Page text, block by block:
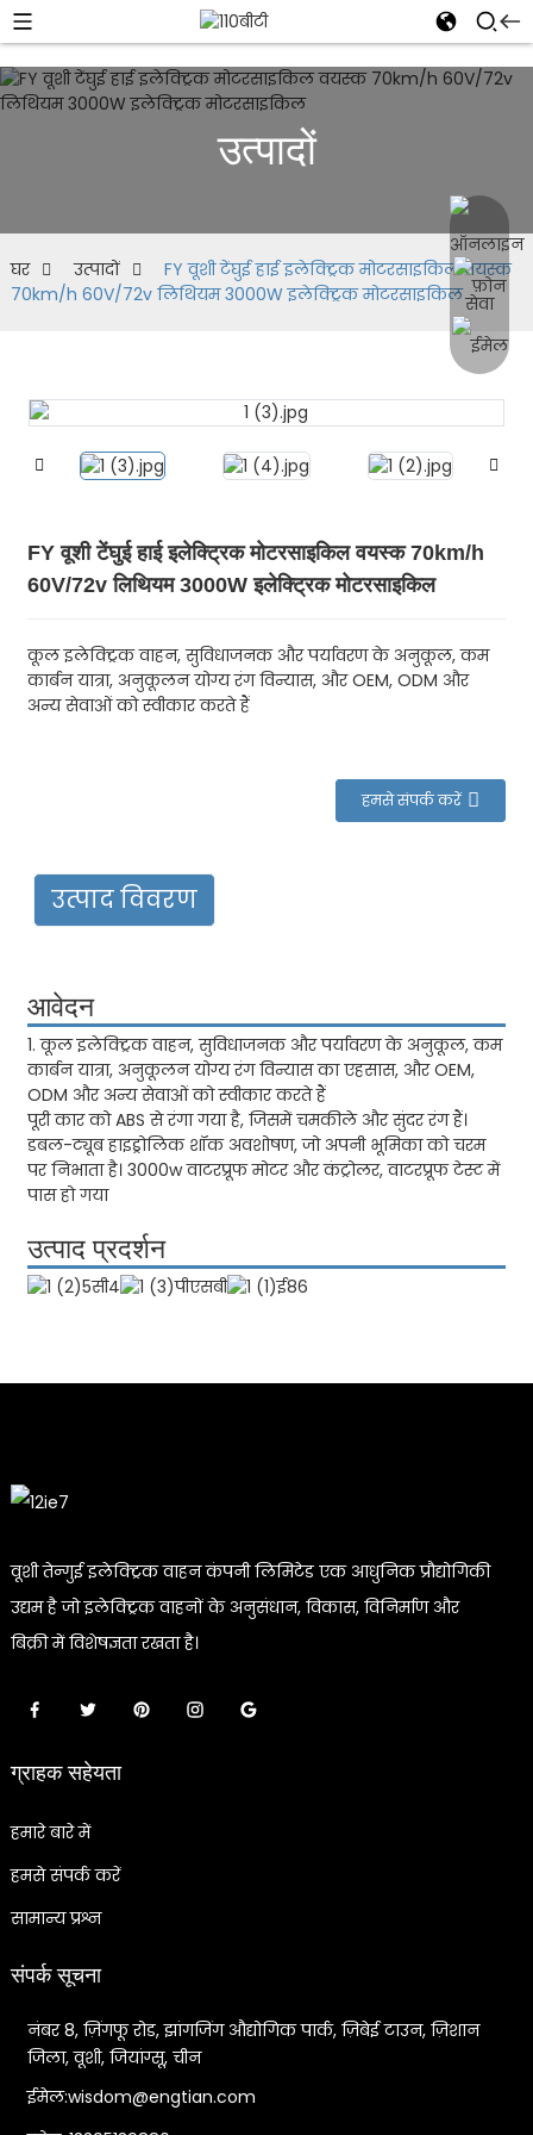
उत्पादों
घर उत्पादों
FY वूशी टेंघुई हाई इलेक्ट्रिक मोटरसाइकिल वयस्क
70km/h 60V/72v लिथियम 3000W इलेक्ट्रिक मोटरसाइकिल
FY वूशी टेंघुई हाई इलेक्ट्रिक मोटरसाइकिल वयस्क 70km/h
60V/72v लिथियम 3000W इलेक्ट्रिक मोटरसाइकिल
कूल इलेक्ट्रिक वाहन, सुविधाजनक और पर्यावरण के अनुकूल, कम
कार्बन यात्रा, अनुकूलन योग्य रंग विन्यास, और OEM, ODM और
अन्य सेवाओं को स्वीकार करते हैं
हमसे संपर्क करें
उत्पाद विवरण
आवेदन
1. कूल इलेक्ट्रिक वाहन, सुविधाजनक और पर्यावरण के अनुकूल, कम
कार्बन यात्रा, अनुकूलन योग्य रंग विन्यास का एहसास, और OEM,
ODM और अन्य सेवाओं को स्वीकार करते हैं
पूरी कार को ABS से रंगा गया है, जिसमें चमकीले और सुंदर रंग हैं।
डबल-ट्यूब हाइड्रोलिक शॉक अवशोषण, जो अपनी भूमिका को चरम
पर निभाता है। 3000w वाटरप्रूफ मोटर और कंट्रोलर, वाटरप्रूफ टेस्ट में
पास हो गया
उत्पाद प्रदर्शन
वूशी तेन्गुई इलेक्ट्रिक वाहन कंपनी लिमिटेड एक आधुनिक प्रौद्योगिकी
उद्यम है जो इलेक्ट्रिक वाहनों के अनुसंधान, विकास, विनिर्माण और
बिक्री में विशेषज्ञता रखता है।
ग्राहक सहेयता
हमारे बारे में
हमसे संपर्क करें
सामान्य प्रश्न
संपर्क सूचना
नंबर 8, ज़िंगफू रोड, झांगजिंग औद्योगिक पार्क, ज़िबेई टाउन, ज़िशान
जिला, वूशी, जियांग्सू, चीन
ईमेल:wisdom@engtian.com